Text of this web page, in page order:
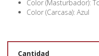
Color (Masturbador):
Color (Carcasa): Azul
Cantidad